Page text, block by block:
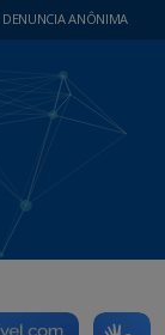
DENUNCIA ANÔNIMA